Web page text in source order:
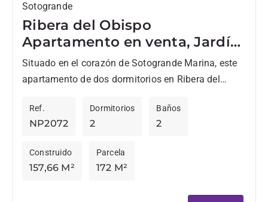
Sotogrande
Ribera del Obispo
Apartamento en venta, Jardín
Privado y Marina Vistas
Situado en el corazón de Sotogrande Marina, este
apartamento de dos dormitorios en Ribera del
deportivo y fácil acceso...
NP2072
Ref.
2
Dormitorios
2
Baños
157,66 M²
Construido
172 M²
Parcela